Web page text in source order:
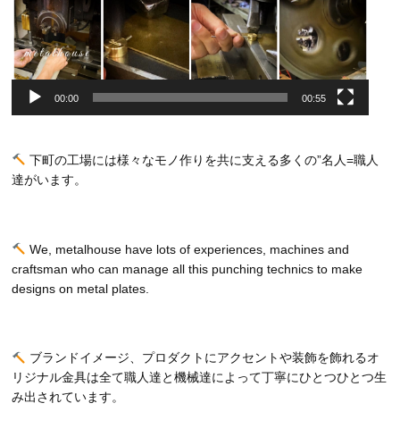
00:00 00:55
下町の工場には様々なモノ作りを共に支える多くの”名人=職人
達がいます。
We, metalhouse have lots of experiences, machines and
craftsman who can manage all this punching technics to make
designs on metal plates.
ブランドイメージ、プロダクトにアクセントや装飾を飾れるオ
リジナル金具は全て職人達と機械達によって丁寧にひとつひとつ生
み出されています。